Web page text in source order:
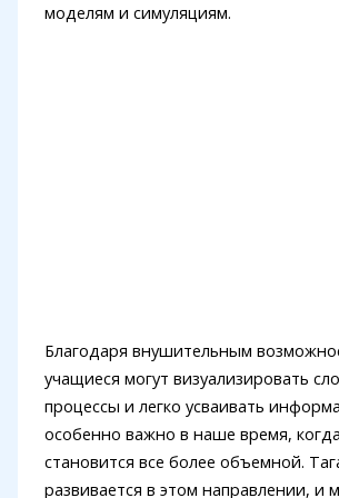
моделям и симуляциям.
Благодаря внушительным
учащиеся могут визуализировать
процессы и легко усваивать
особенно важно в наше время,
становится все более объемной.
развивается в этом направлении, и